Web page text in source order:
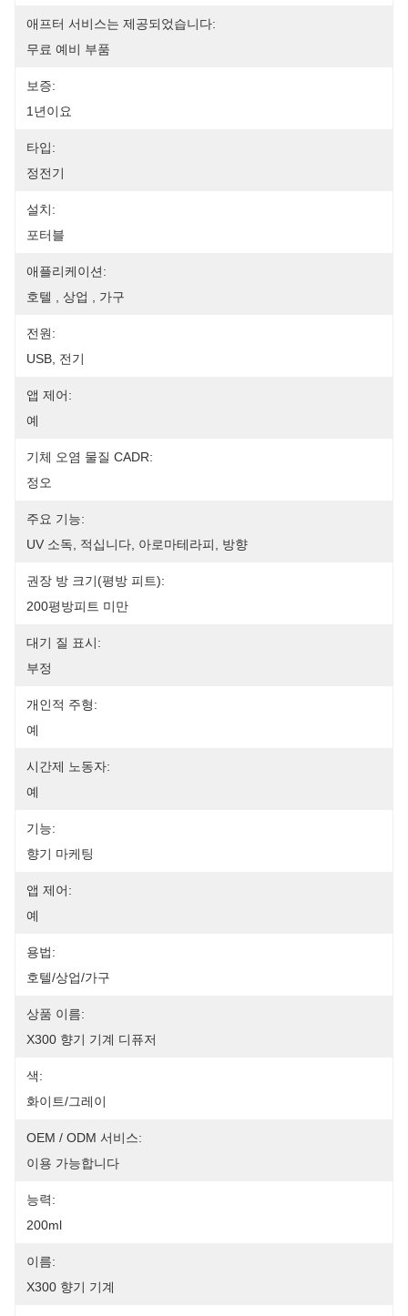
애프터 서비스는 제공되었습니다:
무료 예비 부품
보증:
1년이요
타입:
정전기
설치:
포터블
애플리케이션:
호텔 , 상업 , 가구
전원:
USB, 전기
앱 제어:
예
기체 오염 물질 CADR:
정오
주요 기능:
UV 소독, 적십니다, 아로마테라피, 방향
권장 방 크기(평방 피트):
200평방피트 미만
대기 질 표시:
부정
개인적 주형:
예
시간제 노동자:
예
기능:
향기 마케팅
앱 제어:
예
용법:
호텔/상업/가구
상품 이름:
X300 향기 기계 디퓨저
색:
화이트/그레이
OEM / ODM 서비스:
이용 가능합니다
능력:
200ml
이름:
X300 향기 기계